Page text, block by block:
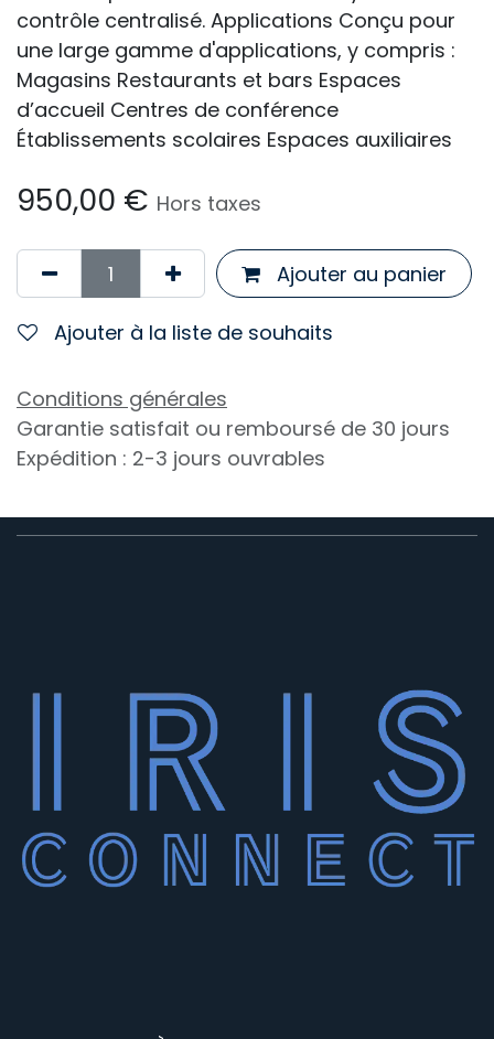
contrôle centralisé. Applications Conçu pour
une large gamme d'applications, y compris :
Magasins Restaurants et bars Espaces
d’accueil Centres de conférence
Établissements scolaires Espaces auxiliaires
950,00 € Hors taxes
Ajouter au panier
Ajouter à la liste de souhaits
Conditions générales
Garantie satisfait ou remboursé de 30 jours
Expédition : 2-3 jours ouvrables